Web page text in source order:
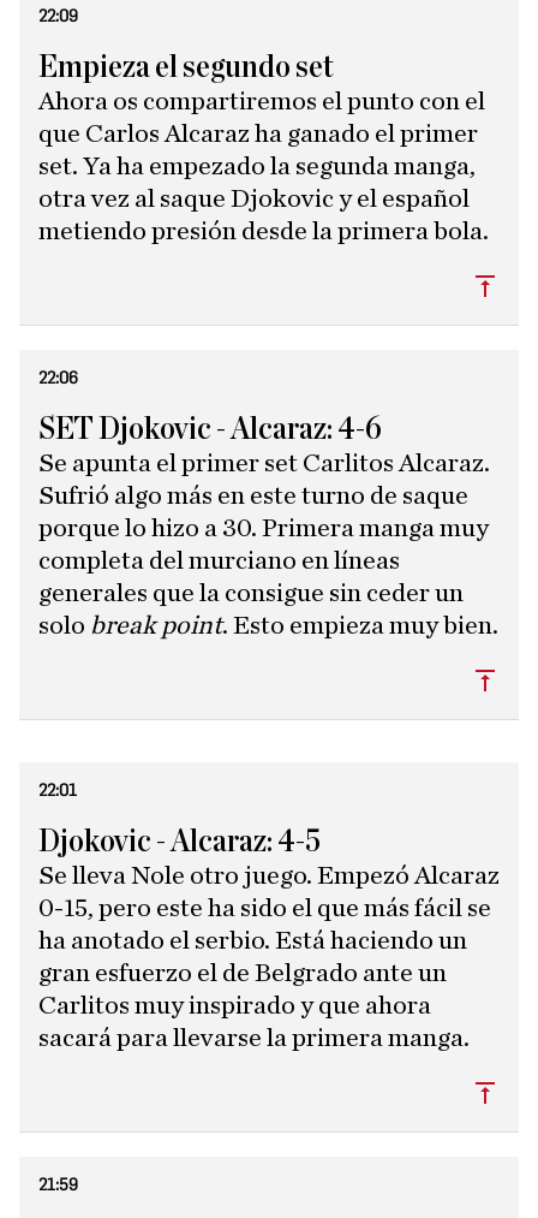
22:09
Empieza el segundo set
Ahora os compartiremos el punto con el
que Carlos Alcaraz ha ganado el primer
set. Ya ha empezado la segunda manga,
otra vez al saque Djokovic y el español
metiendo presión desde la primera bola.
22:06
SET Djokovic - Alcaraz: 4-6
Se apunta el primer set Carlitos Alcaraz.
Sufrió algo más en este turno de saque
porque lo hizo a 30. Primera manga muy
completa del murciano en líneas
generales que la consigue sin ceder un
solo break point. Esto empieza muy bien.
22:01
Djokovic - Alcaraz: 4-5
Se lleva Nole otro juego. Empezó Alcaraz
0-15, pero este ha sido el que más fácil se
ha anotado el serbio. Está haciendo un
gran esfuerzo el de Belgrado ante un
Carlitos muy inspirado y que ahora
sacará para llevarse la primera manga.
21:59